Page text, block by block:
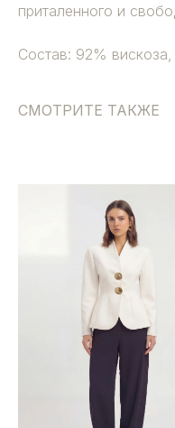
приталенного и
Состав: 92%
СМОТРИТЕ ТАКЖЕ